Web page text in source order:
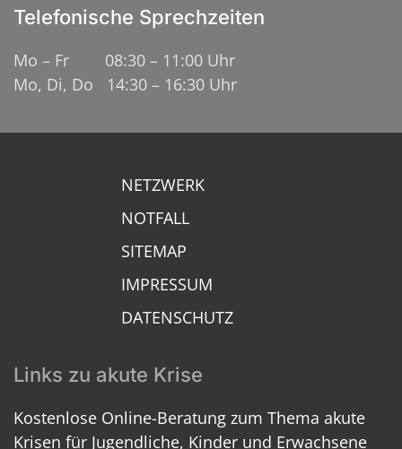
Telefonische Sprechzeiten
Mo – Fr 08:30 – 11:00 Uhr
Mo, Di, Do 14:30 – 16:30 Uhr
NETZWERK
NOTFALL
SITEMAP
IMPRESSUM
DATENSCHUTZ
Links zu akute Krise
Kostenlose Online-Beratung zum Thema akute
Krisen für Jugendliche, Kinder und Erwachsene